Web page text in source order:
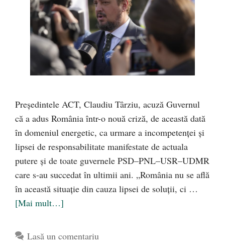
Președintele ACT, Claudiu Târziu, acuză Guvernul
că a adus România într-o nouă criză, de această dată
în domeniul energetic, ca urmare a incompetenței și
lipsei de responsabilitate manifestate de actuala
putere și de toate guvernele PSD–PNL–USR–UDMR
care s-au succedat în ultimii ani. „România nu se află
în această situație din cauza lipsei de soluții, ci …
[Mai mult…]
Lasă un comentariu